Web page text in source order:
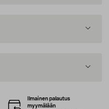
Ilmainen palautus
myymälään